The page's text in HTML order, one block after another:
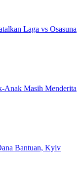
Laga vs Osasuna
Anak Masih Menderita
Bantuan, Kyiv